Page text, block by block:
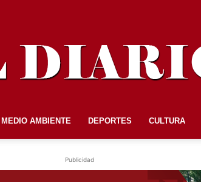
MEDIO AMBIENTE DEPORTES CULTURA
Publicidad